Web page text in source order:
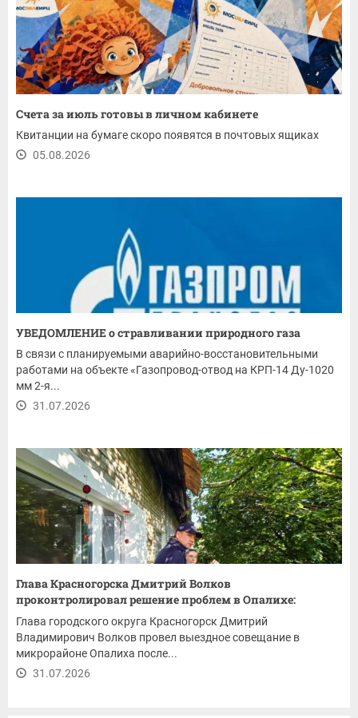
Счета за июль готовы в личном кабинете
Квитанции на бумаге скоро появятся в почтовых ящиках
05.08.2026
УВЕДОМЛЕНИЕ о стравливании природного газа
В связи с планируемыми аварийно-восстановительными
работами на объекте «Газопровод-отвод на КРП-14 Ду-1020
мм 2-я...
31.07.2026
Глава Красногорска Дмитрий Волков
проконтролировал решение проблем в Опалихе:
ремонт...
Глава городского округа Красногорск Дмитрий
Владимирович Волков провел выездное совещание в
микрорайоне Опалиха после...
31.07.2026